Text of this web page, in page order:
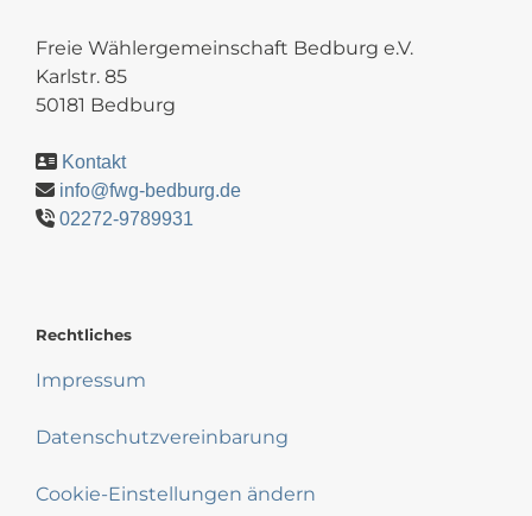
Freie Wählergemeinschaft Bedburg e.V.
Karlstr. 85
50181 Bedburg
Kontakt
info@fwg-bedburg.de
02272-9789931
Rechtliches
Impressum
Datenschutzvereinbarung
Cookie-Einstellungen ändern